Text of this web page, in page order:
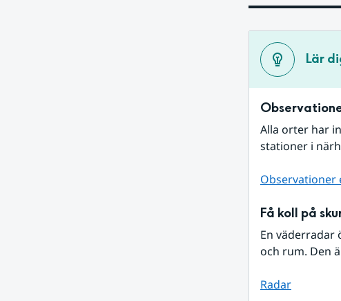
Lär
Alla orter har
stationer i
Observationer
Få koll på
En väderradar
och rum. Den
Radar